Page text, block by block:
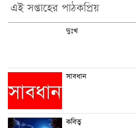
এই সপ্তাহের পাঠকপ্রিয়
দুঃখ
সাবধান
কবিত্ব